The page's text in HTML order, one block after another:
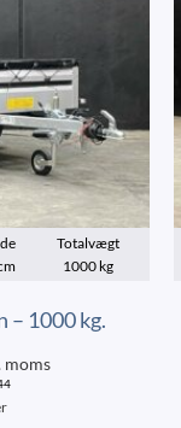
Totalvægt
1000 kg
– 1000 kg.